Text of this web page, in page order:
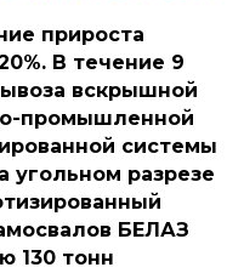
прироста
В течение 9
вскрышной
промышленной
системы
угольном разрезе
БЕЛАЗ
130 тонн